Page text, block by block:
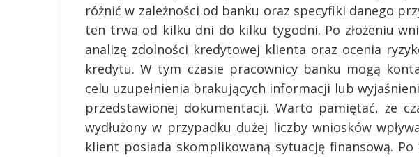
różnić w zależności od banku oraz specyfiki danego
ten trwa od kilku dni do kilku tygodni. Po złożeniu
analizę zdolności kredytowej klienta oraz ocenia
kredytu. W tym czasie pracownicy banku mogą
celu uzupełnienia brakujących informacji lub
przedstawionej dokumentacji. Warto pamiętać, że
wydłużony w przypadku dużej liczby wniosków
klient posiada skomplikowaną sytuację finansową.